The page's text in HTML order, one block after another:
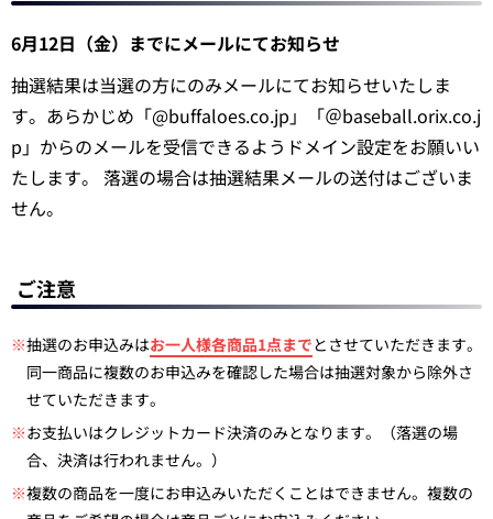
6月12日（金）までにメールにてお知らせ
抽選結果は当選の方にのみメールにてお知らせいたしま
す。あらかじめ「@buffaloes.co.jp」「＠baseball.orix.co.j
p」からのメールを受信できるようドメイン設定をお願いい
たします。 落選の場合は抽選結果メールの送付はございま
せん。
ご注意
※抽選のお申込みはお一人様各商品1点までとさせていただきます。
同一商品に複数のお申込みを確認した場合は抽選対象から除外さ
せていただきます。
※お支払いはクレジットカード決済のみとなります。（落選の場
合、決済は行われません。）
※複数の商品を一度にお申込みいただくことはできません。複数の